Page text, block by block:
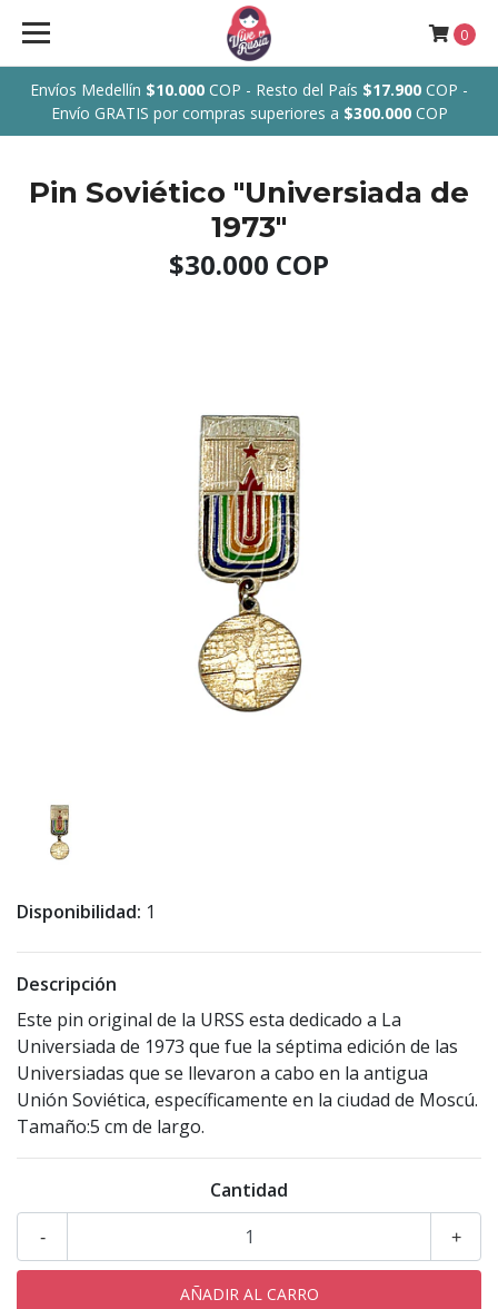
Envíos Medellín $10.000 COP - Resto del País $17.900 COP -
Envío GRATIS por compras superiores a $300.000COP
0
Pin Soviético "Universiada de
1973"
$30.000 COP
Disponibilidad: 1
Descripción
Este pin original de la URSS esta dedicado a La
Universiada de 1973 que fue la séptima edición de las
Universiadas que se llevaron a cabo en la antigua
Unión Soviética, específicamente en la ciudad de Moscú.
Tamaño:5 cm de largo.
Cantidad
+
-